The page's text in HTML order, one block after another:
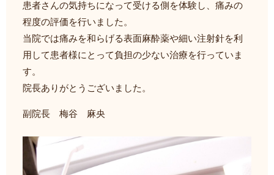
患者さんの気持ちになって受ける側を体験し、痛みの
程度の評価を行いました。
当院では痛みを和らげる表面麻酔薬や細い注射針を利
用して患者様にとって負担の少ない治療を行っていま
す。
院長ありがとうございました。
副院長 梅谷 麻央